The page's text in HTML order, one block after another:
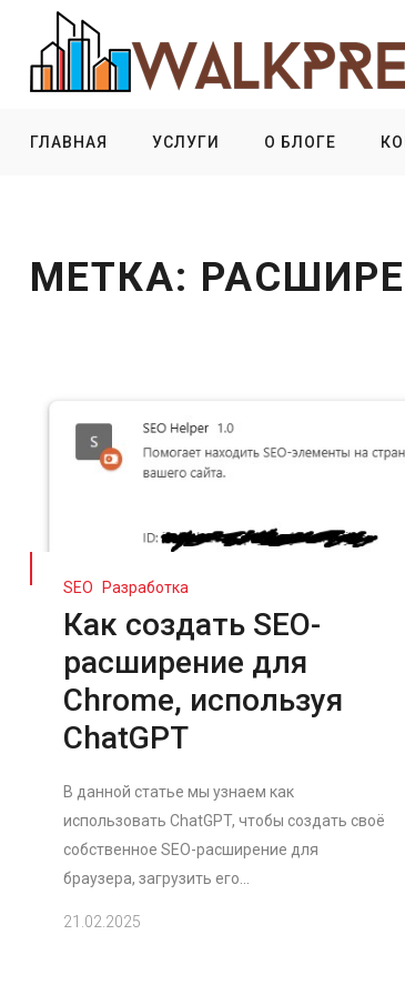
ГЛАВНАЯ УСЛУГИ О БЛОГЕ
МЕТКА:
SEO Разработка
Как создать SEO-
расширение для
Chrome, используя
ChatGPT
В данной статье мы узнаем как
использовать ChatGPT, чтобы создать своё
собственное SEO-расширение для
браузера, загрузить его...
21.02.2025